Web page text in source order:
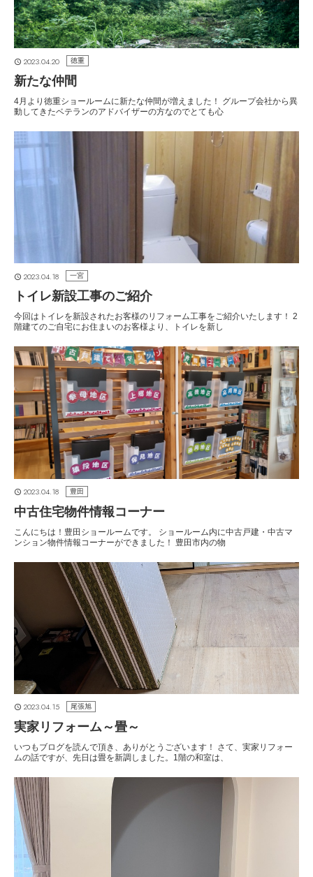
2023.04.20 徳重
新たな仲間
4月より徳重ショールームに新たな仲間が増えました！ グループ会社から異
動してきたベテランのアドバイザーの方なのでとても心
2023.04.18 一宮
トイレ新設工事のご紹介
今回はトイレを新設されたお客様のリフォーム工事をご紹介いたします！ 2
階建てのご自宅にお住まいのお客様より、トイレを新し
2023.04.18 豊田
中古住宅物件情報コーナー
こんにちは！豊田ショールームです。 ショールーム内に中古戸建・中古マ
ンション物件情報コーナーができました！ 豊田市内の物
2023.04.15 尾張旭
実家リフォーム～畳～
いつもブログを読んで頂き、ありがとうございます！ さて、実家リフォー
ムの話ですが、先日は畳を新調しました。1階の和室は、